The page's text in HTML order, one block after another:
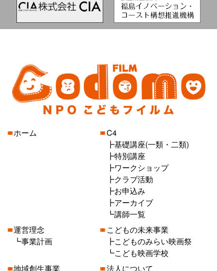
ホーム
C4
基礎講座(一類・二類)
特別講座
ワークショップ
クラブ活動
お申込み
アーカイブ
講師一覧
運営理念
事業計画
こどもの未来事業
こどものみらい映画祭
こども映画学校
地域創生事業
法人について